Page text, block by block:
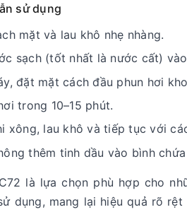
sử dụng
mặt và lau khô nhẹ nhàng.
sạch (tốt nhất là nước cất)
đặt mặt cách đầu phun hơi
trong 10–15 phút.
xông, lau khô và tiếp tục với
thêm tinh dầu vào bình
là lựa chọn phù hợp cho
dụng, mang lại hiệu quả rõ